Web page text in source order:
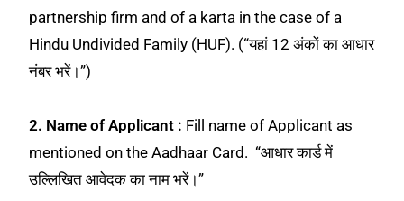
partnership firm and of a karta in the case of a
Hindu Undivided Family (HUF). (“यहां 12 अंकों का आधार
नंबर भरें।”)
2. Name of Applicant : Fill name of Applicant as
mentioned on the Aadhaar Card. “आधार कार्ड में
उल्लिखित आवेदक का नाम भरें।”